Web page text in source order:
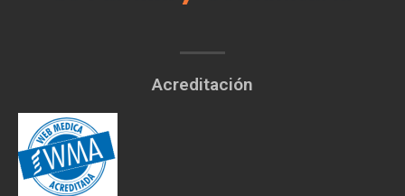
Acreditación